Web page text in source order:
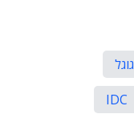
גוגל
IDC